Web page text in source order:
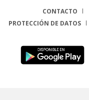
CONTACTO
PROTECCIÓN DE DATOS